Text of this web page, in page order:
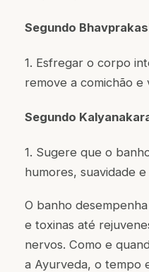
Segundo
1. Esfregar o corpo
remove a comichão e
Segundo
1. Sugere que o
humores, suavidade
O banho
e toxinas até
nervos. Como e
a Ayurveda, o tempo